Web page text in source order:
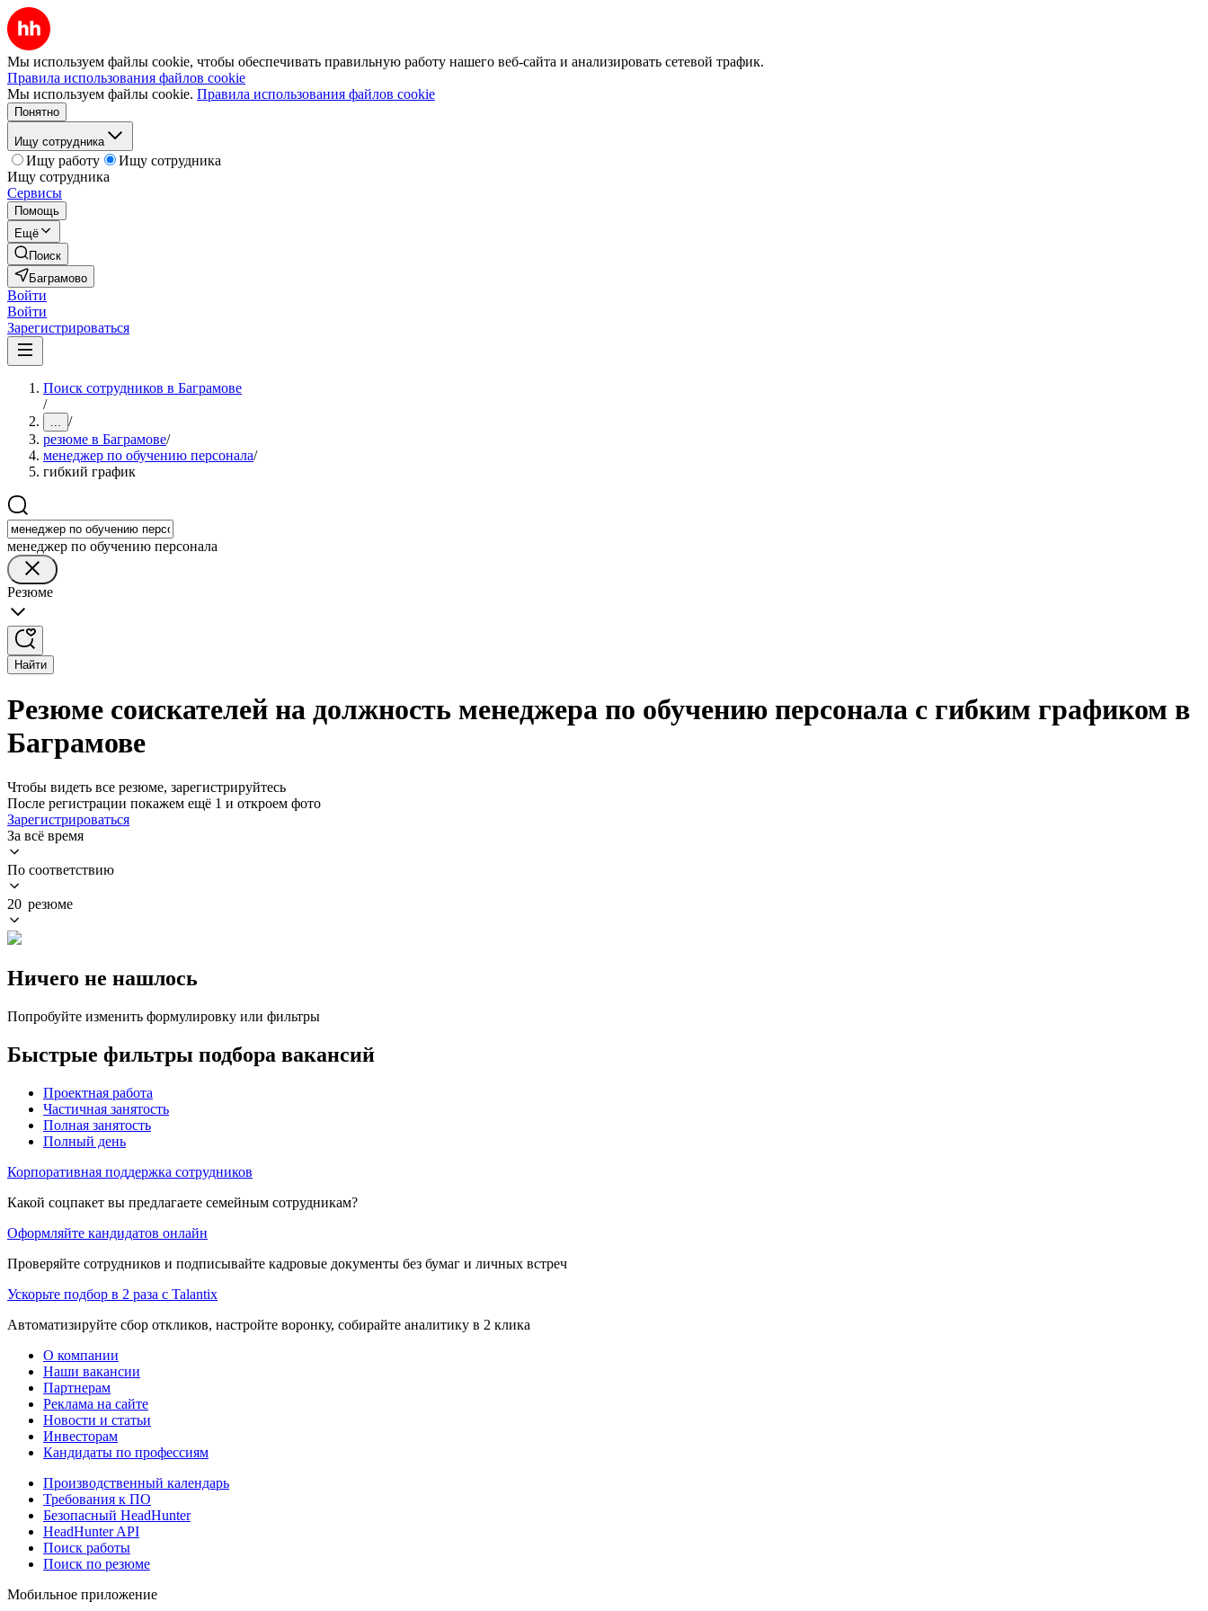
Мы используем файлы cookie, чтобы обеспечивать правильную работу нашего веб-сайта и анализировать сетевой трафик.
Правила использования файлов cookie
Мы используем файлы cookie. Правила использования файлов cookie
Понятно
Ищу сотрудника
Ищу работу
Ищу сотрудника
Ищу сотрудника
Сервисы
Помощь
Ещё
Поиск
Баграмово
Войти
Войти
Зарегистрироваться
Поиск сотрудников в Баграмове
/
... /
резюме в Баграмове/
менеджер по обучению персонала/
гибкий график
менеджер по обучению персонала
Резюме
Найти
Резюме соискателей на должность менеджера по обучению персонала с гибким графиком в
Баграмове
Чтобы видеть все резюме, зарегистрируйтесь
После регистрации покажем ещё 1 и откроем фото
Зарегистрироваться
За всё время
По соответствию
20 резюме
Ничего не нашлось
Попробуйте изменить формулировку или фильтры
Быстрые фильтры подбора вакансий
Проектная работа
Частичная занятость
Полная занятость
Полный день
Корпоративная поддержка сотрудников
Какой соцпакет вы предлагаете семейным сотрудникам?
Оформляйте кандидатов онлайн
Проверяйте сотрудников и подписывайте кадровые документы без бумаг и личных встреч
Ускорьте подбор в 2 раза с Talantix
Автоматизируйте сбор откликов, настройте воронку, собирайте аналитику в 2 клика
О компании
Наши вакансии
Партнерам
Реклама на сайте
Новости и статьи
Инвесторам
Кандидаты по профессиям
Производственный календарь
Требования к ПО
Безопасный HeadHunter
HeadHunter API
Поиск работы
Поиск по резюме
Мобильное приложение